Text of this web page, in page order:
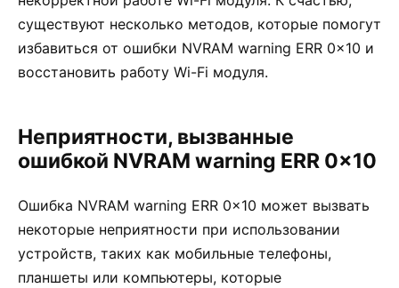
существуют несколько методов, которые помогут
избавиться от ошибки NVRAM warning ERR 0x10 и
восстановить работу Wi-Fi модуля.
Неприятности, вызванные
ошибкой NVRAM warning ERR 0x10
Ошибка NVRAM warning ERR 0x10 может вызвать
некоторые неприятности при использовании
устройств, таких как мобильные телефоны,
планшеты или компьютеры, которые